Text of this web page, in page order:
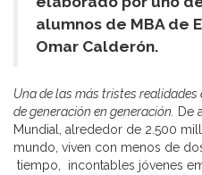
alumnos de MBA de
Omar Calderón.
Una de las más tristes
de generación en generación.
De
Mundial, alrededor de 2.500
mundo, viven con menos de
tiempo, incontables jóvenes